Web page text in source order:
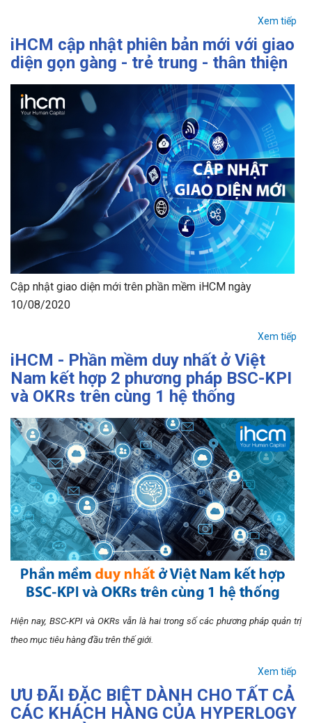
Xem tiếp
iHCM cập nhật phiên bản mới với giao
diện gọn gàng - trẻ trung - thân thiện
Cập nhật giao diện mới trên phần mềm iHCM ngày
10/08/2020
Xem tiếp
iHCM - Phần mềm duy nhất ở Việt
Nam kết hợp 2 phương pháp BSC-KPI
và OKRs trên cùng 1 hệ thống
Hiện nay, BSC-KPI và OKRs vẫn là hai trong số các phương pháp quản trị
theo mục tiêu hàng đầu trên thế giới.
Xem tiếp
ƯU ĐÃI ĐẶC BIỆT DÀNH CHO TẤT CẢ
CÁC KHÁCH HÀNG CỦA HYPERLOGY